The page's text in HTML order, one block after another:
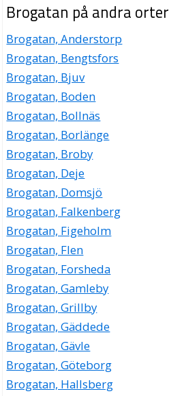
Brogatan på andra orter
Brogatan, Anderstorp
Brogatan, Bengtsfors
Brogatan, Bjuv
Brogatan, Boden
Brogatan, Bollnäs
Brogatan, Borlänge
Brogatan, Broby
Brogatan, Deje
Brogatan, Domsjö
Brogatan, Falkenberg
Brogatan, Figeholm
Brogatan, Flen
Brogatan, Forsheda
Brogatan, Gamleby
Brogatan, Grillby
Brogatan, Gäddede
Brogatan, Gävle
Brogatan, Göteborg
Brogatan, Hallsberg